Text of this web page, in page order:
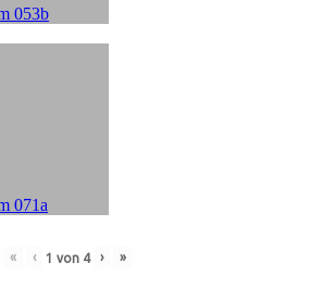
« ‹ 1 von 4 › »